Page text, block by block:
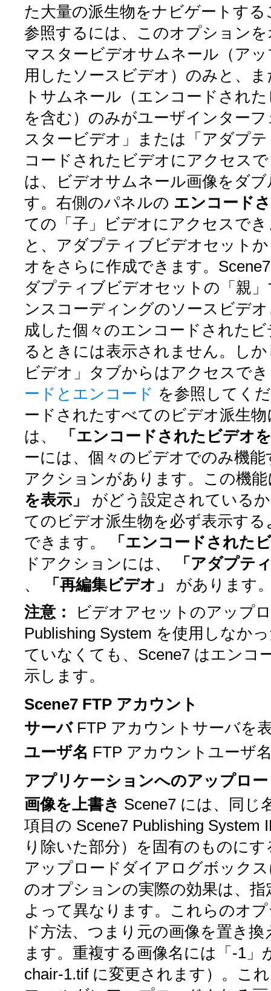
た大量の派生物をナビゲートす
参照するには、このオプション
マスタービデオサムネール（ア
用したソースビデオ）のみと、
トサムネール（エンコードされ
を含む）のみがユーザインター
スタービデオ」または「アダプ
コードされたビデオにアクセス
は、ビデオサムネール画像をダ
す。右側のパネルの エンコード
ての「子」ビデオにアクセスで
と、アダプティブビデオセット
オをさらに作成できます。
ダプティブビデオセットの「親
ンスコーディングのソースビデ
成した個々のエンコードされた
るときには表示されません。し
ビデオ」タブからはアクセスで
ードとエンコード を参照してく
ードされたすべてのビデオ派生
は、
「エンコードされたビデオ
ーには、個々のビデオでのみ機
アクションがあります。この機
を表示」 がどう設定されている
てのビデオ派生物を必ず表示す
できます。
「エンコードされた
ドアクションには、
「アダプテ
、
「再編集ビデオ」 があります
注意：
ビデオアセットのアップ
Publishing System を使用しなか
ていなくても、Scene7 はエンコ
示します。
Scene7 FTP アカウント
サーバ FTP アカウントサーバを
ユーザ名 FTP アカウントユーザ
アプリケーションへのアップロ
画像を上書き Scene7 には、同じ
項目の Scene7 Publishing
り除いた部分）を固有のものに
アップロードダイアログボック
のオプションの実際の効果は、
よって異なります。これらのオ
ド方法、つまり元の画像を置き
ます。重複する画像名には「-1
chair-1.tif に変更されます）。こ